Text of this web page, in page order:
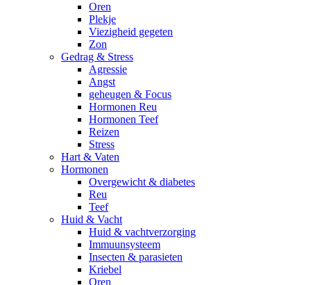
Oren
Plekje
Viezigheid gegeten
Zon
Gedrag & Stress
Agressie
Angst
geheugen & Focus
Hormonen Reu
Hormonen Teef
Reizen
Stress
Hart & Vaten
Hormonen
Overgewicht & diabetes
Reu
Teef
Huid & Vacht
Huid & vachtverzorging
Immuunsysteem
Insecten & parasieten
Kriebel
Oren